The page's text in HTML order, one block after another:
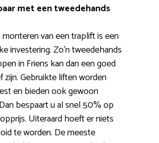
met een tweedehands
van een traplift is een
investering. Zo’n tweedehands
in Friens kan dan een goed
zijn. Gebruikte liften worden
en bieden ook gewoon
bespaart u al snel 50% op
Uiteraard hoeft er niets
te worden. De meeste